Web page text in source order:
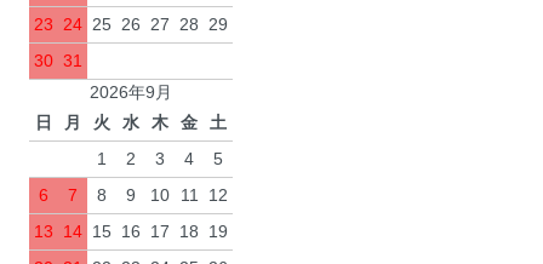
23 24 25 26 27 28 29
30 31
2026年9月
日
月 火 水 木 金
土
1
2 3 4
5
6
7 8 9 10 11
12
13
14 15 16 17 18
19